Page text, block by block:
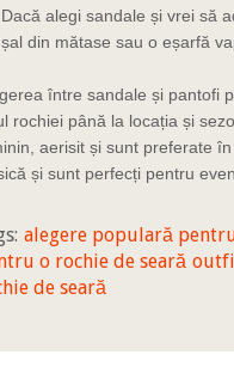
Dacă alegi sandale și vrei să
șal din mătase sau o eșarfă
între sandale și pantofi
rochiei până la locația și
aerisit și sunt preferate
și sunt perfecți pentru
alegere populară
o rochie de seară
de seară